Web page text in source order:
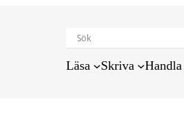
Läsa Skriva Handla